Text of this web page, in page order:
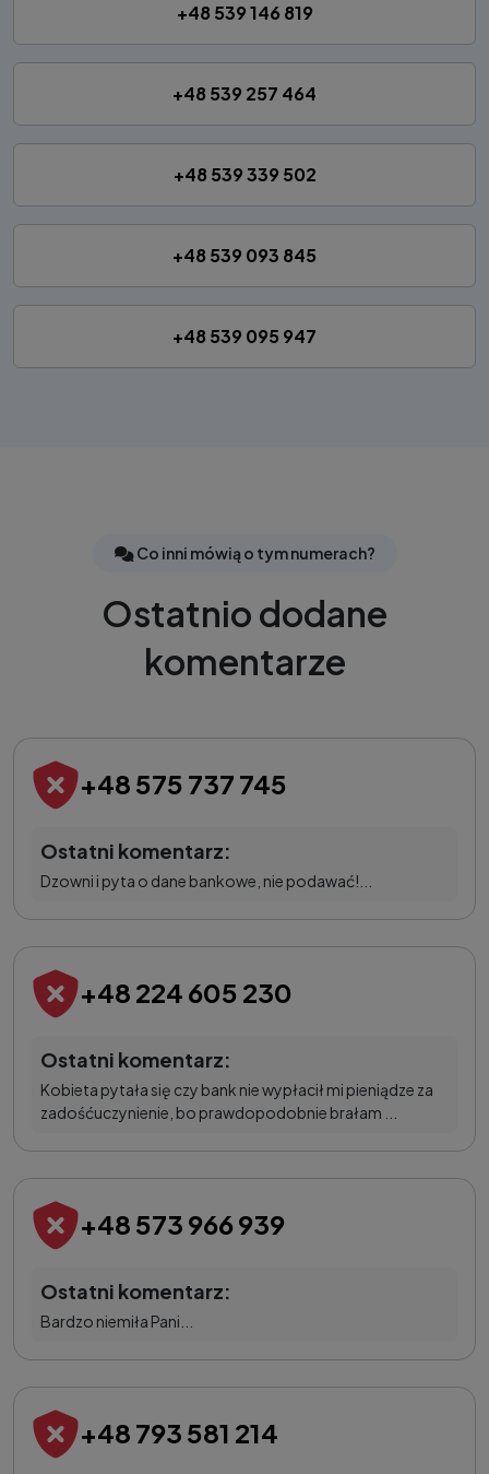
+48 539 146 819
+48 539 257 464
+48 539 339 502
+48 539 093 845
+48 539 095 947
Co inni mówią o tym numerach?
Ostatnio dodane
komentarze
+48 575 737 745
Ostatni komentarz:
Dzowni i pyta o dane bankowe, nie podawać!...
+48 224 605 230
Ostatni komentarz:
Kobieta pytała się czy bank nie wypłacił mi pieniądze za
zadośćuczynienie, bo prawdopodobnie brałam ...
+48 573 966 939
Ostatni komentarz:
Bardzo niemiła Pani...
+48 793 581 214